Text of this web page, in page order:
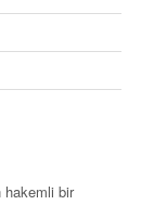
hakemli bir